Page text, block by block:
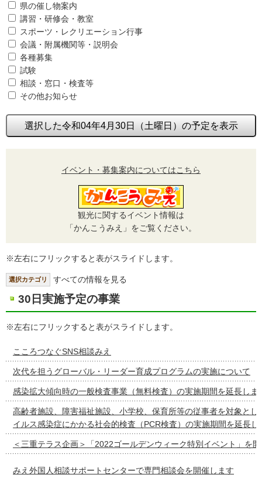
県の催し物案内
講習・研修会・教室
スポーツ・レクリエーション行事
会議・附属機関等・説明会
各種募集
試験
相談・窓口・検査等
その他お知らせ
選択した令和04年4月30日（土曜日）の予定を表示
イベント・募集案内についてはこちら
観光に関するイベント情報は
「かんこうみえ」をご覧ください。
※左右にフリックすると表がスライドします。
選択カテゴリ すべての情報を見る
30日実施予定の事業
※左右にフリックすると表がスライドします。
こころつなぐSNS相談みえ
次代を担うグローバル・リーダー育成プログラムの実施について
感染拡大傾向時の一般検査事業（無料検査）の実施期間を延長しま
高齢者施設、障害福祉施設、小学校、保育所等の従事者を対象とし
イルス感染症にかかる社会的検査（PCR検査）の実施期間を延長し
＜三重テラス企画＞「2022ゴールデンウィーク特別イベント」を
みえ外国人相談サポートセンターで専門相談会を開催します